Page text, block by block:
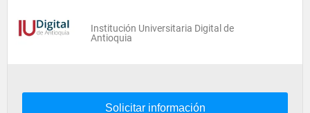
Institución Universitaria Digital de
Antioquia
Solicitar información